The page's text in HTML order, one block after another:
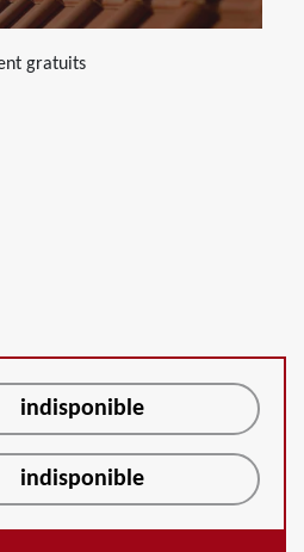
gratuits
indisponible
indisponible